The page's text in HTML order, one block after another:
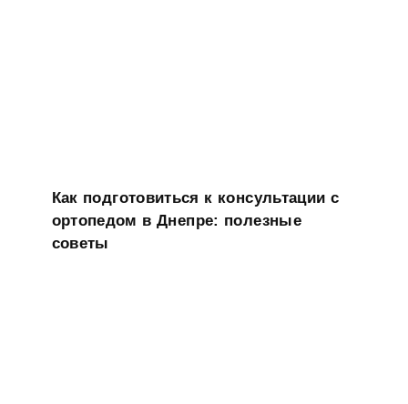
Как подготовиться к консультации с
ортопедом в Днепре: полезные
советы